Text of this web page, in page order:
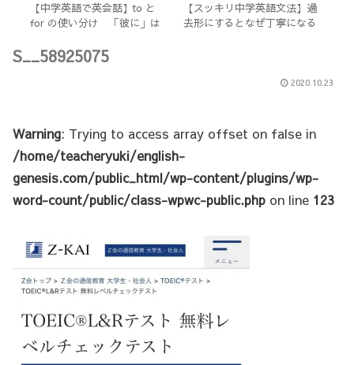
【中学英語で英会話】to と
for の使い分け 「彼に」は
【スッキリ中学英語文法】過
去形にするとなぜ丁寧になる
S__58925075
2020.10.23
Warning: Trying to access array offset on false in
/home/teacheryuki/english-
genesis.com/public_html/wp-content/plugins/wp-
word-count/public/class-wpwc-public.php on line 123